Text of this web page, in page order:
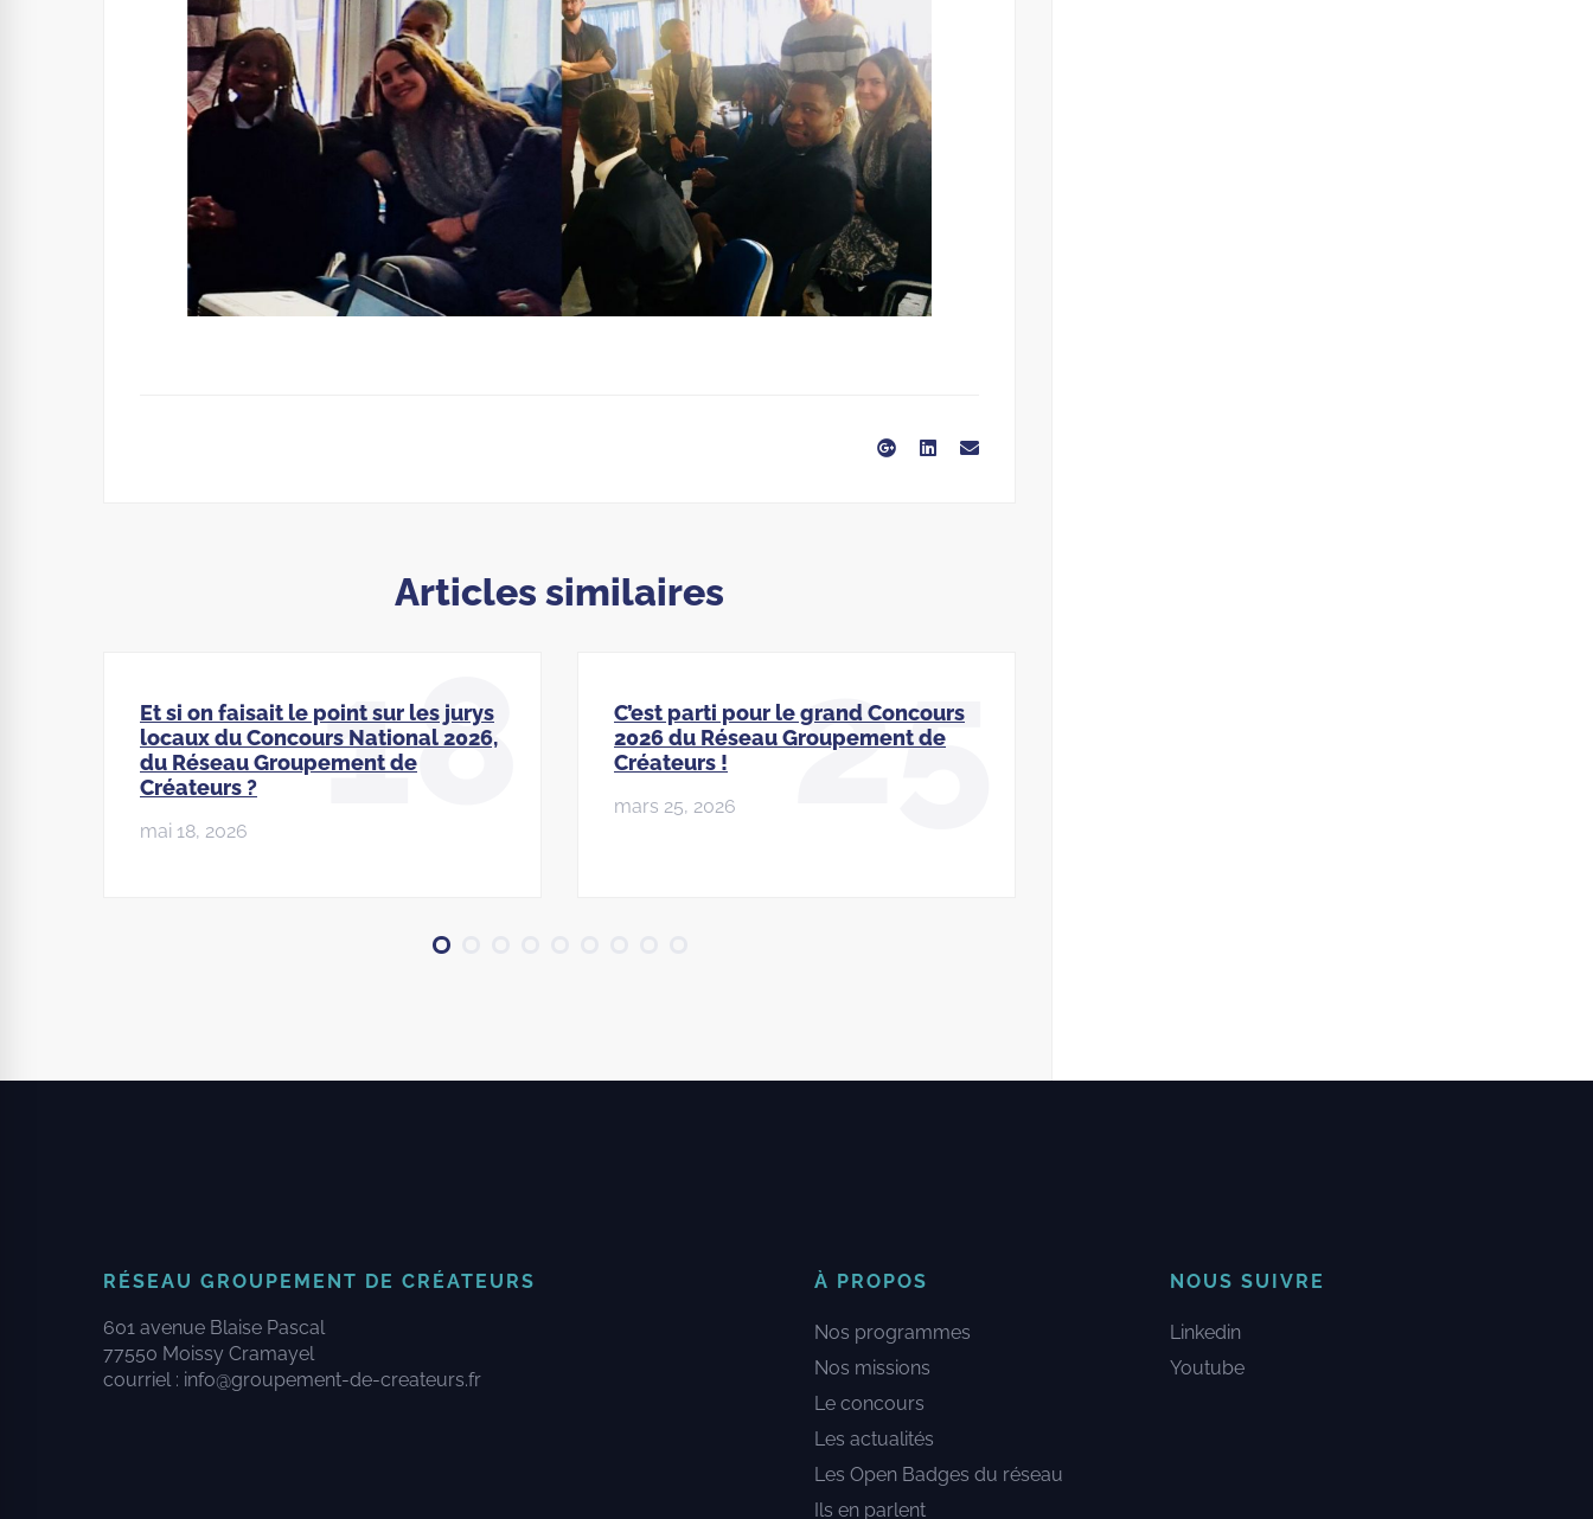
Articles similaires
18
Et si on faisait le point sur les jurys
locaux du Concours National 2026,
du Réseau Groupement de
Créateurs ?
mai 18, 2026 25
C’est parti pour le grand Concours
2026 du Réseau Groupement de
Créateurs !
mars 25, 2026
RÉSEAU GROUPEMENT DE CRÉATEURS
601 avenue Blaise Pascal
77550 Moissy Cramayel
courriel : info@groupement-de-createurs.fr
À PROPOS
Nos programmes
Nos missions
Le concours
Les actualités
Les Open Badges du réseau
Ils en parlent
NOUS SUIVRE
Linkedin
Youtube